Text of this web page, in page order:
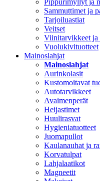
Pippurimyllyt ja
Sammuttimet ja
Tarjoiluastiat
Veitset
Viinitarvikkeet ja
Vuolukivituotteet
Mainoslahjat
Mainoslahjat
Aurinkolasit
Kustomoitavat
Autotarvikkeet
Avaimenperät
Heijastimet
Huulirasvat
Hygieniatuotteet
Juomapullot
Kaulanauhat ja
Korvatulpat
Lahjalaatikot
Magneetit